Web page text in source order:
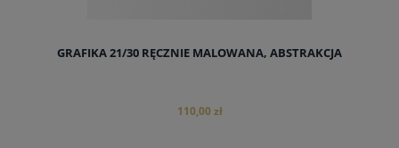
GRAFIKA 21/30 RĘCZNIE MALOWANA, ABSTRAKCJA
110,00 zł